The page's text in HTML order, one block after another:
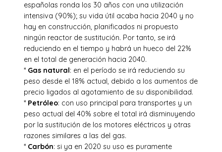
españolas ronda los 30 años con una utilización
intensiva (90%); su vida útil acaba hacia 2040 y no
hay en construcción, planificados ni propuesto
ningún reactor de sustitución. Por tanto, se irá
reduciendo en el tiempo y habrá un hueco del 22%
en el total de generación hacia 2040.
* Gas natural: en el período se irá reduciendo su
peso desde el 18% actual, debido a los aumentos de
precio ligados al agotamiento de su disponibilidad.
* Petróleo: con uso principal para transportes y un
peso actual del 40% sobre el total irá disminuyendo
por la sustitución de los motores eléctricos y otras
razones similares a las del gas.
* Carbón: si ya en 2020 su uso es puramente